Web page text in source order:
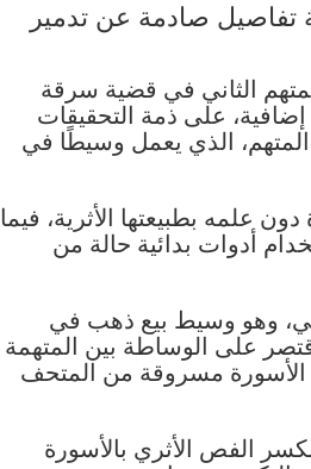
تفاصيل صادمة عن تدمير
الثاني في قضية سرقة
من المتحف المصري 15 يومًا إضافية، على ذمة التحقيقات
الذي يعمل وسيطًا في
علمه بطبيعتها الأثرية، فيما
أدوات بدائية حالة من
وهو وسيط بيع ذهب في
على الوساطة بين المتهمة
الأسورة مسروقة من المتحف
الفص الأثري بالأسورة